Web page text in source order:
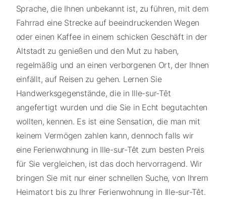
Sprache, die Ihnen unbekannt ist, zu führen, mit dem
Fahrrad eine Strecke auf beeindruckenden Wegen
oder einen Kaffee in einem schicken Geschäft in der
Altstadt zu genießen und den Mut zu haben,
regelmäßig und an einen verborgenen Ort, der Ihnen
einfällt, auf Reisen zu gehen. Lernen Sie
Handwerksgegenstände, die in Ille-sur-Têt
angefertigt wurden und die Sie in Echt begutachten
wollten, kennen. Es ist eine Sensation, die man mit
keinem Vermögen zahlen kann, dennoch falls wir
eine Ferienwohnung in Ille-sur-Têt zum besten Preis
für Sie vergleichen, ist das doch hervorragend. Wir
bringen Sie mit nur einer schnellen Suche, von Ihrem
Heimatort bis zu Ihrer Ferienwohnung in Ille-sur-Têt.